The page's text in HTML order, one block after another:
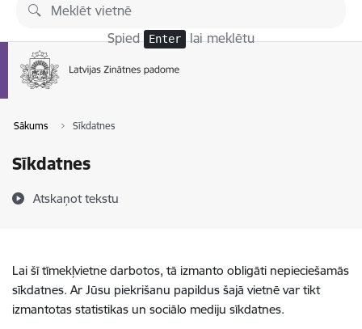
Pāriet uz lapas saturu
Spied Enter lai meklētu
Sākums Sīkdatnes
Sīkdatnes
Atskaņot tekstu
Lai šī tīmekļvietne darbotos, tā izmanto obligāti nepieciešamās
sīkdatnes. Ar Jūsu piekrišanu papildus šajā vietnē var tikt
izmantotas statistikas un sociālo mediju sīkdatnes.